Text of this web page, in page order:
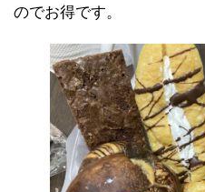
のでお得です。